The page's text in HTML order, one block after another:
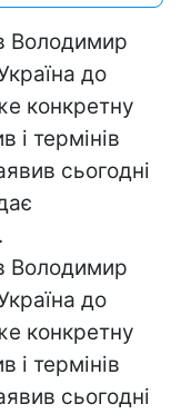
Володимир
до
конкретну
і термінів
сьогодні
Володимир
до
конкретну
і термінів
сьогодні